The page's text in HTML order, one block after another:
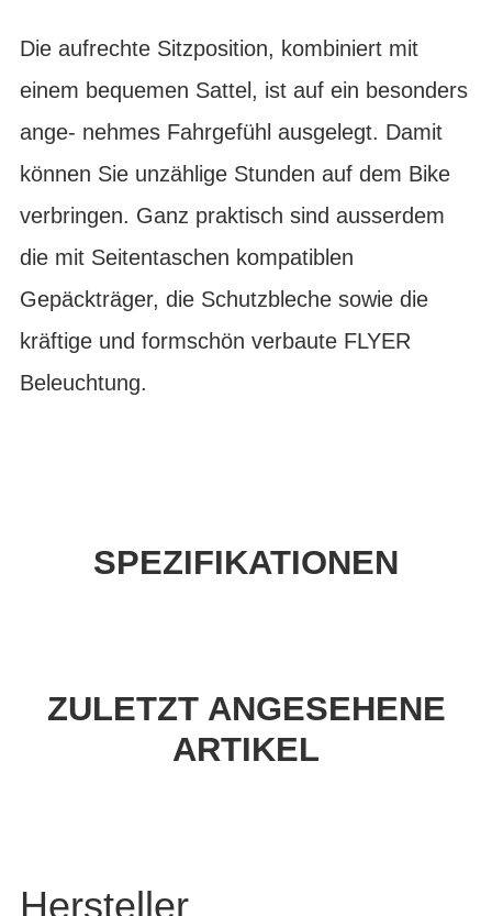
Die aufrechte Sitzposition, kombiniert mit
einem bequemen Sattel, ist auf ein besonders
ange- nehmes Fahrgefühl ausgelegt. Damit
können Sie unzählige Stunden auf dem Bike
verbringen. Ganz praktisch sind ausserdem
die mit Seitentaschen kompatiblen
Gepäckträger, die Schutzbleche sowie die
kräftige und formschön verbaute FLYER
Beleuchtung.
SPEZIFIKATIONEN
ZULETZT ANGESEHENE
ARTIKEL
Hersteller